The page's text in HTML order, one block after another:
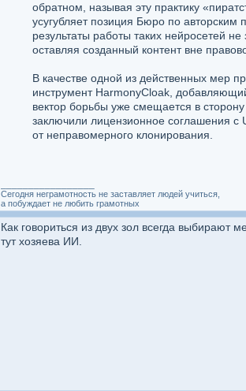
обратном, называя эту практику
усугубляет позиция Бюро по
результаты работы таких нейросетей
оставляя созданный контент вне
В качестве одной из действенных мер
инструмент HarmonyCloak,
вектор борьбы уже смещается в
заключили лицензионное соглашения
от неправомерного клонирования.
Сегодня неграмотность не заставляет людей учиться,
а побуждает не любить грамотных
Как говориться из двух зол всегда
тут хозяева ИИ.